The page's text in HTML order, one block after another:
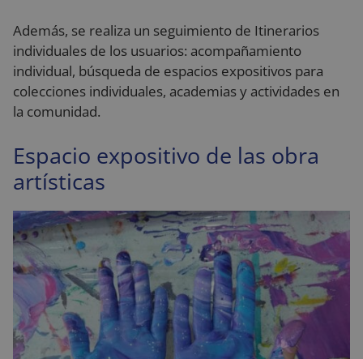
Además, se realiza un seguimiento de Itinerarios
individuales de los usuarios: acompañamiento
individual, búsqueda de espacios expositivos para
colecciones individuales, academias y actividades en
la comunidad.
Espacio expositivo de las obra
artísticas